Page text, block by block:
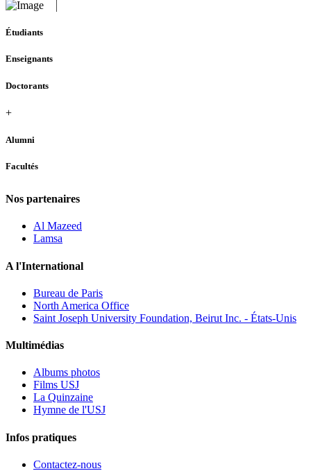
Étudiants
Enseignants
Doctorants
+
Alumni
Facultés
Nos partenaires
Al Mazeed
Lamsa
A l'International
Bureau de Paris
North America Office
Saint Joseph University Foundation, Beirut Inc. - États-Unis
Multimédias
Albums photos
Films USJ
La Quinzaine
Hymne de l'USJ
Infos pratiques
Contactez-nous